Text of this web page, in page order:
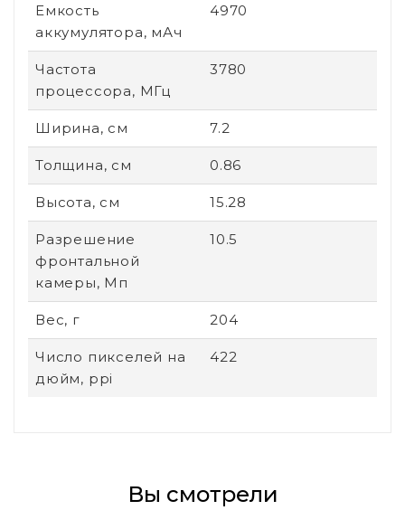
Емкость
аккумулятора, мАч
4970
Частота
процессора, МГц
3780
Ширина, см 7.2
Толщина, см 0.86
Высота, см 15.28
Разрешение
фронтальной
камеры, Мп
10.5
Вес, г 204
Число пикселей на
дюйм, ppi
422
Вы смотрели